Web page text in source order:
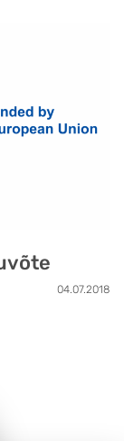
04.07.2018